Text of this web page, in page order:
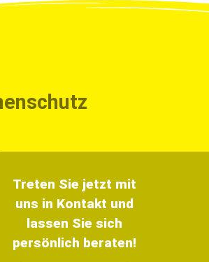
Treten Sie jetzt mit
uns in Kontakt und
lassen Sie sich
persönlich beraten!